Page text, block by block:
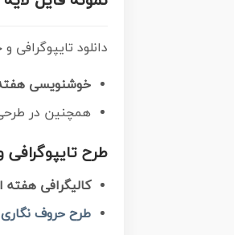
دانلود
خوشنویسی
همچنین در
طرح
کالیگرافی هفته
طرح حروف